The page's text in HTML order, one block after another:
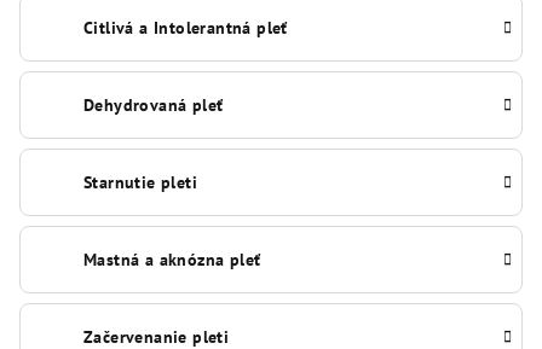
Citlivá a Intolerantná pleť
Dehydrovaná pleť
Starnutie pleti
Mastná a aknózna pleť
Začervenanie pleti